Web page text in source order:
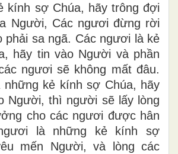
kính sợ Chúa, hãy trông đợi
Người, Các ngươi đừng rời
phải sa ngã. Các ngươi là kẻ
hãy tin vào Người và phần
ngươi sẽ không mất đâu.
những kẻ kính sợ Chúa, hãy
Người, thì người sẽ lấy lòng
cho các ngươi được hân
là những kẻ kính sợ
mến Người, và lòng các